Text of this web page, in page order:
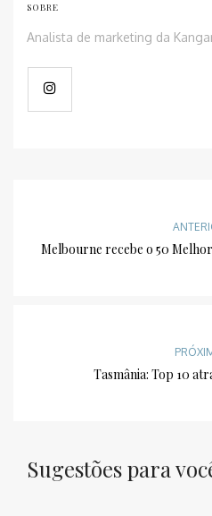
SOBRE
Analista de marketing da
Melbourne recebe o 50
Tasmânia: Top 10
Sugestões para